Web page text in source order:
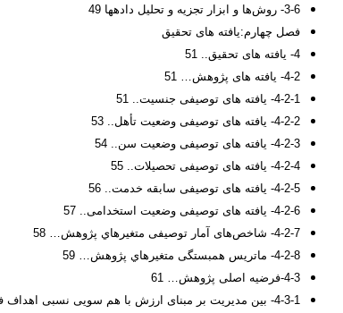
3-6- روش‌ها و ابزار تجزيه و تحليل داده‏ها 49
فصل چهارم:یافته های تحقیق
4- یافته های تحقیق.. 51
4-2- یافته های پژوهش… 51
4-2-1- یافته های توصیفی جنسیت.. 51
4-2-2- یافته های توصیفی وضعیت تأهل.. 53
4-2-3- یافته های توصیفی وضعیت سن.. 54
4-2-4- یافته های توصیفی تحصیلات.. 55
4-2-5- یافته های توصیفی سابقه خدمت.. 56
4-2-6- یافته های توصیفی وضعیت استخدامی.. 57
4-2-7- شاخص‌های آمار توصیفی متغيرهاي پژوهش… 58
4-2-8- ماتریس همبستگی متغيرهاي پژوهش… 59
4-3-فرضیه اصلی پژوهش… 61
4-3-1- بین مدیریت بر مبنای ارزش با هم سویی نسبی اهداف فردی و سازمانی رابطه معنادار وجود دارد. 62